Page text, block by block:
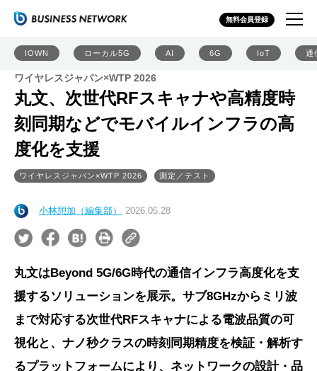
無料会員登録
IOWN ローカル5G AI 6G IoT 通
ワイヤレスジャパン×WTP 2026
丸文、次世代RFスキャナや高精度時
刻同期などでモバイルインフラの高
度化を支援
ワイヤレスジャパン×WTP 2026 測定／テスト
小林憩加（編集部） 2026.05.28
丸文はBeyond 5G/6G時代の通信インフラ高度化を支
援するソリューションを展示。サブ8GHzからミリ波
まで対応する次世代RFスキャナによる電波品質の可
視化と、ナノ秒クラスの時刻同期精度を検証・解析す
るプラットフォームにより、ネットワークの設計・品